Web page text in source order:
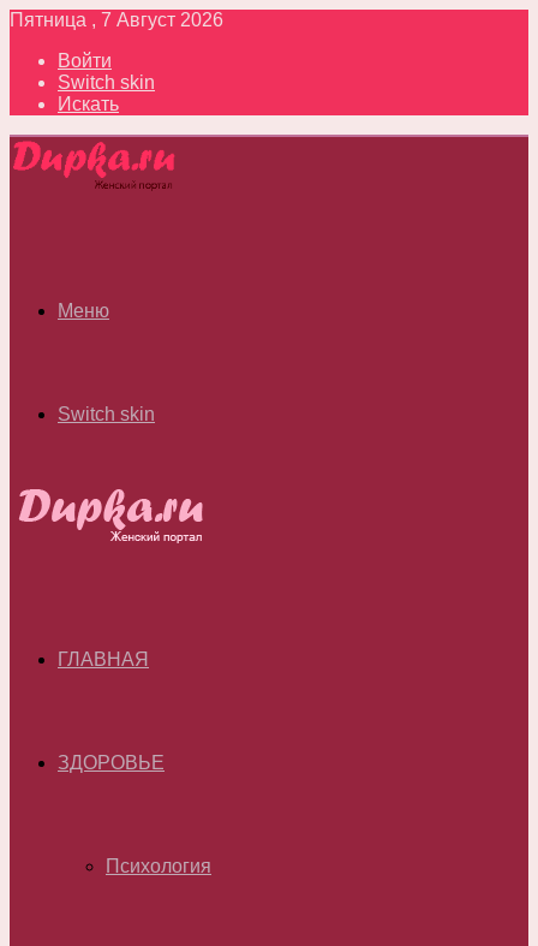
Пятница , 7 Август 2026
Войти
Switch skin
Искать
Меню
Switch skin
ГЛАВНАЯ
ЗДОРОВЬЕ
Психология